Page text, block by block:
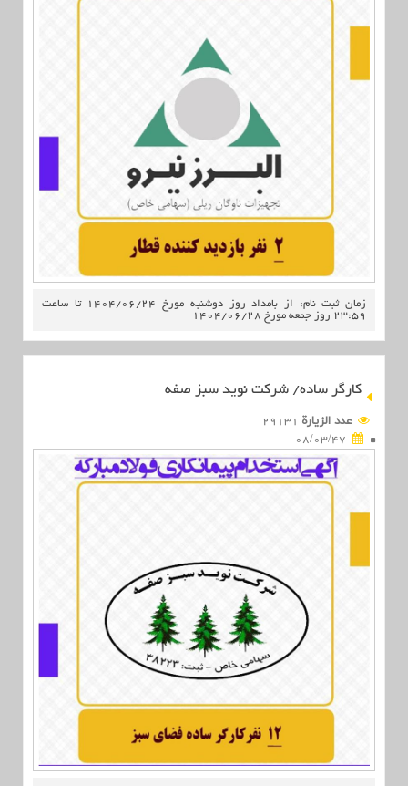
زمان ثبت نام: از بامداد روز دوشنبه مورخ 1404/06/24 تا ساعت
23:59 روز جمعه مورخ 1404/06/28
کارگر ساده/ شرکت نوید سبز صفه
عدد الزیارة 29131
08/03/47